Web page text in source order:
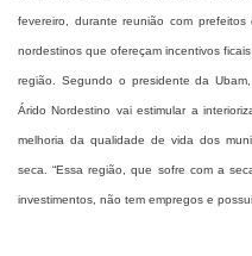
fevereiro, durante reunião com
nordestinos que ofereçam incentivos
região. Segundo o presidente da
Árido Nordestino vai estimular a
melhoria da qualidade de vida dos
seca. “Essa região, que sofre com a
investimentos, não tem empregos e